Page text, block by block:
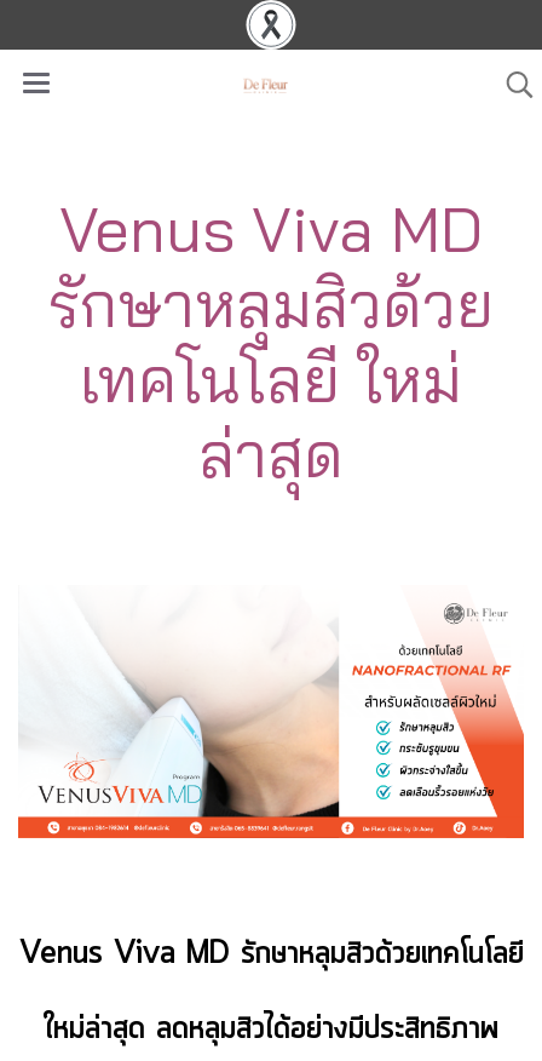
Venus Viva MD
รักษาหลุมสิวด้วย
เทคโนโลยี ใหม่
ล่าสุด
Venus Viva MD รักษาหลุมสิวด้วยเทคโนโลยี
ใหม่ล่าสุด ลดหลุมสิวได้อย่างมีประสิทธิภาพ